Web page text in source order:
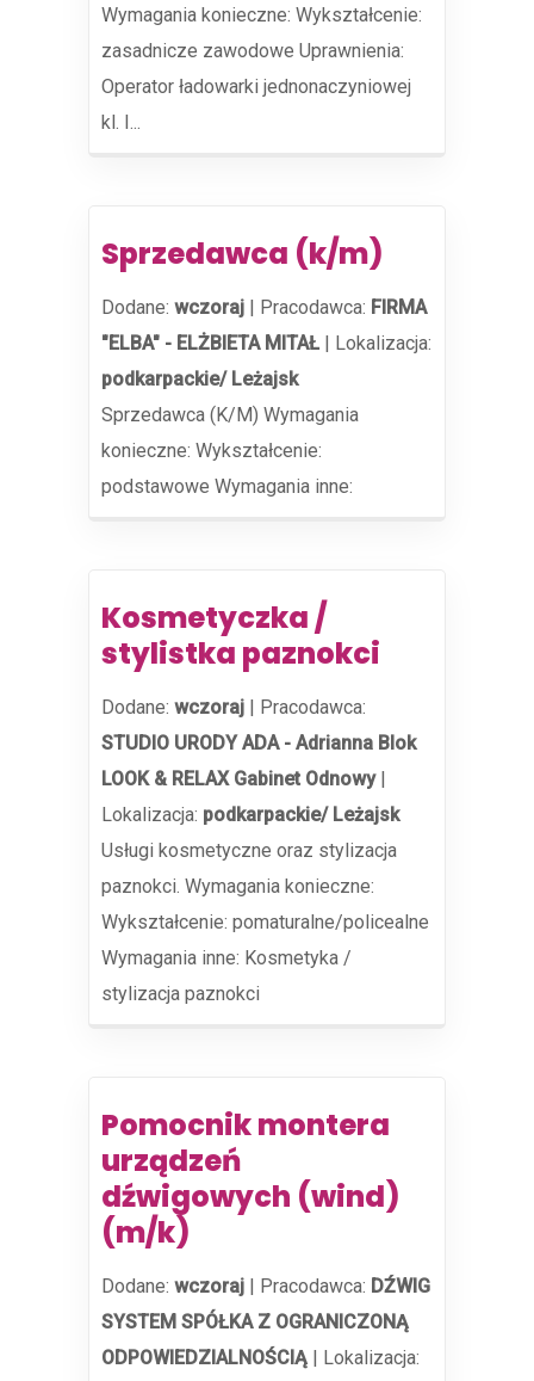
Wymagania konieczne: Wykształcenie:
zasadnicze zawodowe Uprawnienia:
Operator ładowarki jednonaczyniowej
kl. I...
Sprzedawca (k/m)
Dodane: wczoraj | Pracodawca: FIRMA
"ELBA" - ELŻBIETA MITAŁ | Lokalizacja:
podkarpackie/ Leżajsk
Sprzedawca (K/M) Wymagania
konieczne: Wykształcenie:
podstawowe Wymagania inne:
Kosmetyczka /
stylistka paznokci
Dodane: wczoraj | Pracodawca:
STUDIO URODY ADA - Adrianna Blok
LOOK & RELAX Gabinet Odnowy|
Lokalizacja: podkarpackie/ Leżajsk
Usługi kosmetyczne oraz stylizacja
paznokci. Wymagania konieczne:
Wykształcenie: pomaturalne/policealne
Wymagania inne: Kosmetyka /
stylizacja paznokci
Pomocnik montera
urządzeń
dźwigowych (wind)
(m/k)
Dodane: wczoraj | Pracodawca: DŹWIG
SYSTEM SPÓŁKA Z OGRANICZONĄ
ODPOWIEDZIALNOŚCIĄ | Lokalizacja: